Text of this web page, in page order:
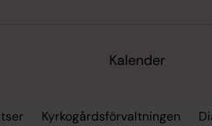
Kalender
Kyrkogårdsförvaltningen